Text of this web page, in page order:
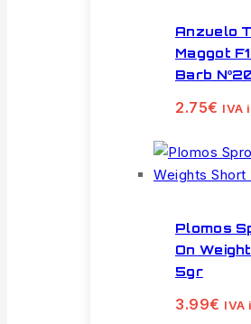
Anzuelo
Maggot
Barb
2.75€ IVA
Plomos
On
5gr
3.99€ IVA